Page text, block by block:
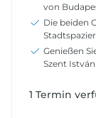
von
Die beiden
Genießen
Szent
1 Termin